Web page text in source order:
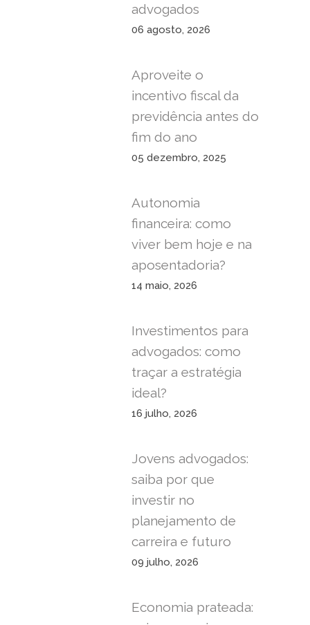
advogados
06 agosto, 2026
Aproveite o
incentivo fiscal da
previdência antes do
fim do ano
05 dezembro, 2025
Autonomia
financeira: como
viver bem hoje e na
aposentadoria?
14 maio, 2026
Investimentos para
advogados: como
traçar a estratégia
ideal?
16 julho, 2026
Jovens advogados:
saiba por que
investir no
planejamento de
carreira e futuro
09 julho, 2026
Economia prateada: